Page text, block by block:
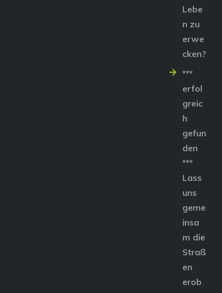
Lebe
n zu
erwe
cken?
***
erfol
greic
h
gefun
den
***
Lass
uns
geme
insa
m die
Straß
en
erob